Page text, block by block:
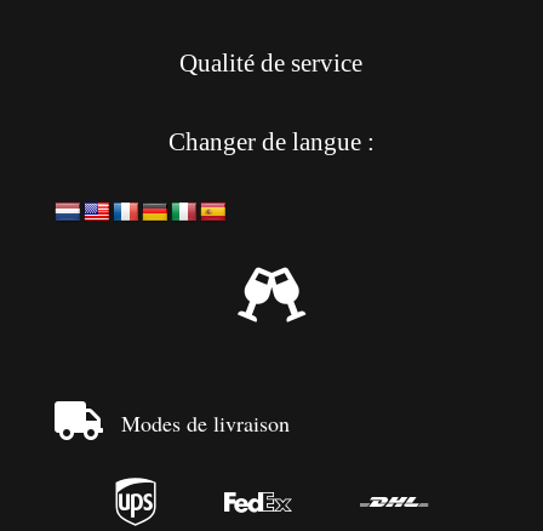
Qualité de service
Changer de langue :

 Modes de livraison
  